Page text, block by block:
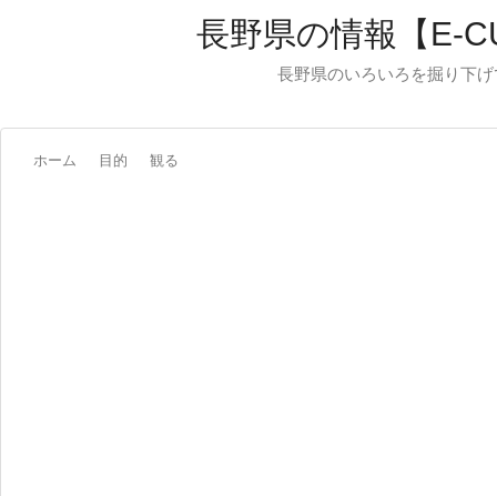
長野県の情報【E-
長野県のいろいろを掘り下
ホーム 目的 観る